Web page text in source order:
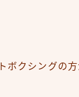
ボクシングの